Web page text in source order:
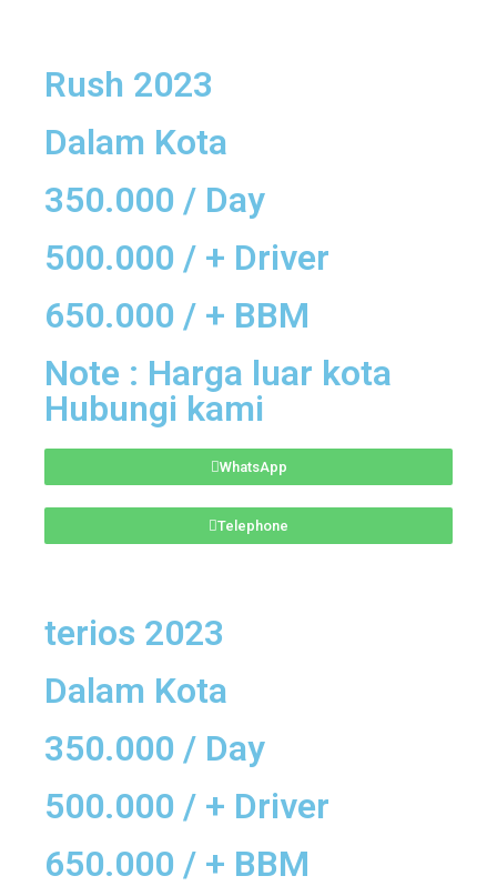
Rush 2023
Dalam Kota
350.000 / Day
500.000 / + Driver
650.000 / + BBM
Note : Harga luar kota
Hubungi kami
WhatsApp
Telephone
terios 2023
Dalam Kota
350.000 / Day
500.000 / + Driver
650.000 / + BBM